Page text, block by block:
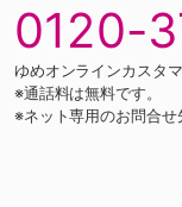
0120-
ゆめオンラインカスタ
※通話料は無料です。
※ネット専用のお問合せ